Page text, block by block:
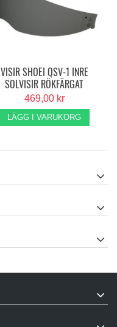
VISIR SHOEI QSV-1 INRE
SOLVISIR RÖKFÄRGAT
469,00 kr
LÄGG I VARUKORG